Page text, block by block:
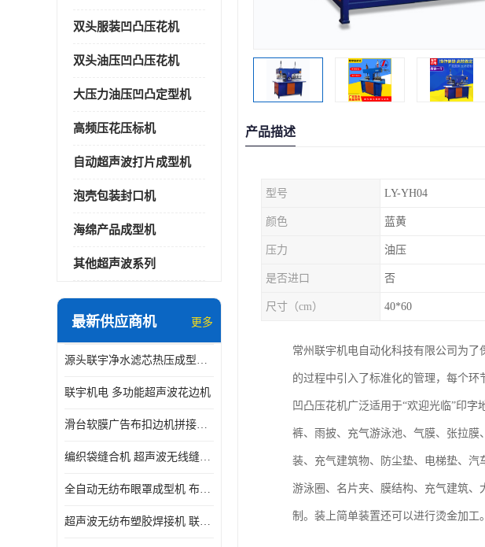
双头服装凹凸压花机
双头油压凹凸压花机
大压力油压凹凸定型机
高频压花压标机
自动超声波打片成型机
泡壳包装封口机
海绵产品成型机
其他超声波系列
最新供应商机 更多
源头联宇净水滤芯热压成型机器 超声波大功率封边机
联宇机电 多功能超声波花边机
滑台软膜广告布扣边机拼接机用于焊接热合拼接作用
编织袋缝合机 超声波无线缝合机 厂家现货供应
全自动无纺布眼罩成型机 布料海绵眼罩热合切边机
超声波无纺布塑胶焊接机 联宇制造
产品描述
型号 LY-YH04
颜色 蓝黄
压力 油压
是否进口 否
尺寸（cm） 40*60
常州联宇机电自动化科技有限公司为
的过程中引入了标准化的管理，每个环
凹凸压花机广泛适用于“欢迎光临”印
裤、雨披、充气游泳池、气膜、张拉
装、充气建筑物、防尘垫、电梯垫、汽
游泳圈、名片夹、膜结构、充气建筑
制。装上简单装置还可以进行烫金加工。